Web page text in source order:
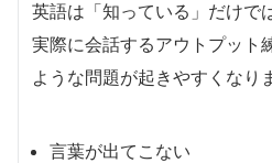
英語は「知っている」だけで
実際に会話するアウトプット
ような問題が起きやすくなり
言葉が出てこない